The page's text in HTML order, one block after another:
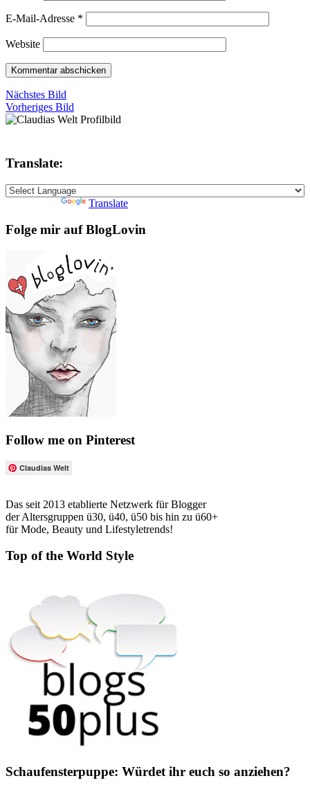
E-Mail-Adresse *
Website
Nächstes Bild
Vorheriges Bild
Translate:
Translate
Folge mir auf BlogLovin
Follow me on Pinterest
Claudias Welt
Das seit 2013 etablierte Netzwerk für Blogger
der Altersgruppen ü30, ü40, ü50 bis hin zu ü60+
für Mode, Beauty und Lifestyletrends!
Top of the World Style
Schaufensterpuppe: Würdet ihr euch so anziehen?